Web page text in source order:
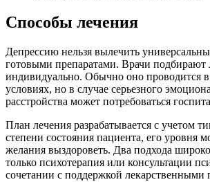
Способы лечения
Депрессию нельзя вылечить
готовыми препаратами. Врачи подбирают
индивидуально. Обычно оно проводится
условиях, но в случае серьезного
расстройства может потребоваться
План лечения разрабатывается с учетом
степени состояния пациента, его уровня
желания выздороветь. Два подхода
только психотерапия или консультации
сочетании с поддержкой лекарственными